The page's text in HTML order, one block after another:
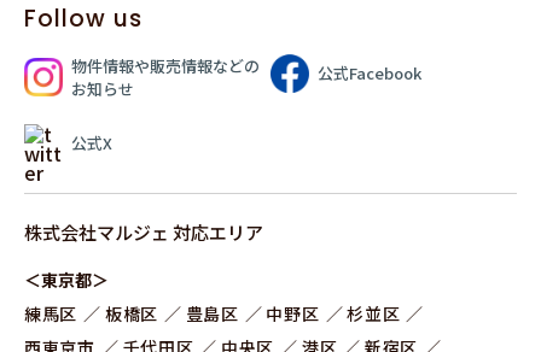
Follow us
物件情報や販売情報などの
お知らせ
公式Facebook
公式X
株式会社マルジェ 対応エリア
＜東京都＞
練⾺区
板橋区 豊島区 中野区
杉並区
⻄東京市
千代田区 中央区 港区 新宿区